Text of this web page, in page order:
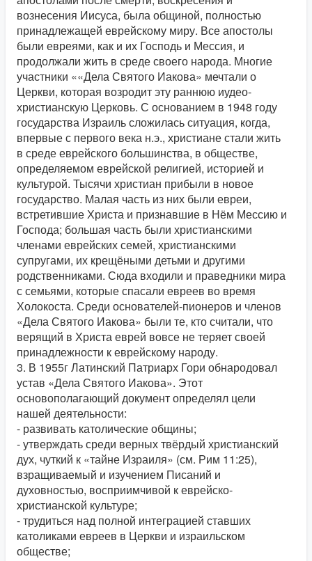
вознесения Иисуса, была общиной, полностью
принадлежащей еврейскому миру. Все апостолы
были евреями, как и их Господь и Мессия, и
продолжали жить в среде своего народа. Многие
участники ««Дела Святого Иакова» мечтали о
Церкви, которая возродит эту раннюю иудео-
христианскую Церковь. С основанием в 1948 году
государства Израиль сложилась ситуация, когда,
впервые с первого века н.э., христиане стали жить
в среде еврейского большинства, в обществе,
определяемом еврейской религией, историей и
культурой. Тысячи христиан прибыли в новое
государство. Малая часть из них были евреи,
встретившие Христа и признавшие в Нём Мессию и
Господа; большая часть были христианскими
членами еврейских семей, христианскими
супругами, их крещёными детьми и другими
родственниками. Сюда входили и праведники мира
с семьями, которые спасали евреев во время
Холокоста. Среди основателей-пионеров и членов
«Дела Святого Иакова» были те, кто считали, что
верящий в Христа еврей вовсе не теряет своей
принадлежности к еврейскому народу.
3. В 1955г Латинский Патриарх Гори обнародовал
устав «Дела Святого Иакова». Этот
основополагающий документ определял цели
нашей деятельности:
- развивать католические общины;
- утверждать среди верных твёрдый христианский
дух, чуткий к «тайне Израиля» (см. Рим 11:25),
взращиваемый и изучением Писаний и
духовностью, восприимчивой к еврейско-
христианской культуре;
- трудиться над полной интеграцией ставших
католиками евреев в Церкви и израильском
обществе;